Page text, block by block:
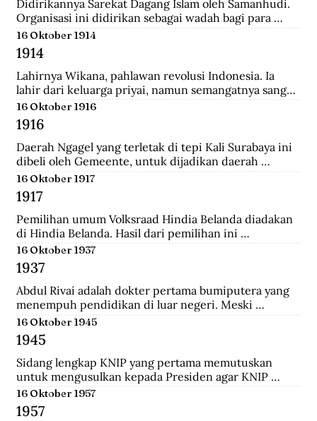
Didirikannya Sarekat Dagang Islam oleh Samanhudi.
Organisasi ini didirikan sebagai wadah bagi para
pengusaha batik di Surakarta. Organisasi ini
merupakan organisasi pertama yang lahir dari
Indonesia untuk menentang politik kekuasaan
Belanda.
16 Oktober 1914
1914
Lahirnya Wikana, pahlawan revolusi Indonesia. Ia
lahir dari keluarga priyai, namun semangatnya sangat
tinggi dalam memperjuangkan kemerdekaan dari
tangan penjajah.
16 Oktober 1916
1916
Daerah Ngagel yang terletak di tepi Kali Surabaya ini
dibeli oleh Gemeente, untuk dijadikan daerah
industri baru di Surabaya.
16 Oktober 1917
1917
Pemilihan umum Volksraad Hindia Belanda diadakan
di Hindia Belanda. Hasil dari pemilihan ini
memberikan kemenangan kepada Perkumpulan
Pembebasan Hindia Belanda yang mengalahkan Partai
Etika Kristen Protestan dan Partai Katolik Hindia.
16 Oktober 1937
1937
Abdul Rivai adalah dokter pertama bumiputera yang
menempuh pendidikan di luar negeri. Meski
menempuh pendidikan dokter, ia rajin menulis dan
mengantarkannya menjadi jurnalis. Ia pernah
mendirikan Pewarta Wolanda, sebuah surat kabar
bebahasa melayu yang ia terbitkan di Belanda.
16 Oktober 1945
1945
Sidang lengkap KNIP yang pertama memutuskan
untuk mengusulkan kepada Presiden agar KNIP
diberi hak legislatif selama MPR dan DPR belum
terbentuk.
16 Oktober 1957
1957